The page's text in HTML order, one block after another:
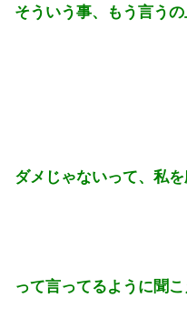
そういう事、もう言うの
ダメじゃないって、私を
って言ってるように聞こ